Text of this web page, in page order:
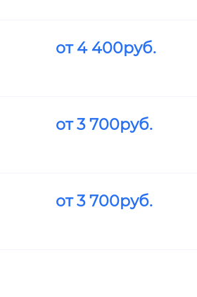
от4 400руб.
от3 700руб.
от3 700руб.